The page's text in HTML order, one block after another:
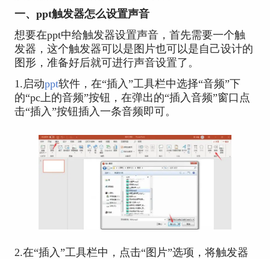
一、ppt触发器怎么设置声音
想要在ppt中给触发器设置声音，首先需要一个触
发器，这个触发器可以是图片也可以是自己设计的
图形，准备好后就可进行声音设置了。
1.启动ppt软件，在“插入”工具栏中选择“音频”下
的“pc上的音频”按钮，在弹出的“插入音频”窗口点
击“插入”按钮插入一条音频即可。
2.在“插入”工具栏中，点击“图片”选项，将触发器